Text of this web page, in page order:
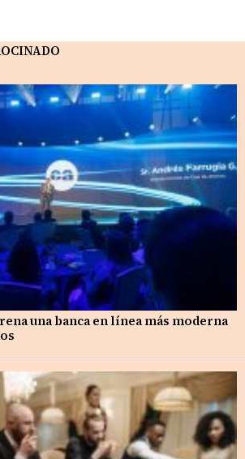
una banca en línea más moderna